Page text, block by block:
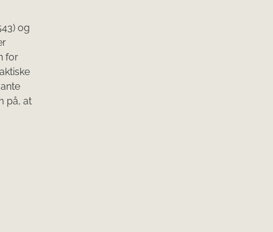
og
for
på, at